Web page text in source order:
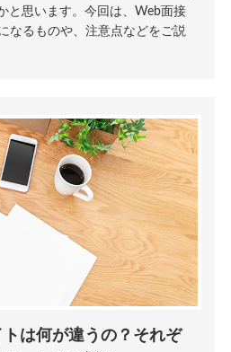
と思います。今回は、Web面接
なるものや、注意点などをご説
は何が違うの？それぞ